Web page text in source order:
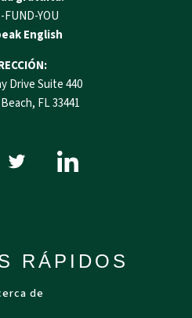
FUND-YOU
English
Drive Suite 440
FL 33441
RÁPIDOS
de